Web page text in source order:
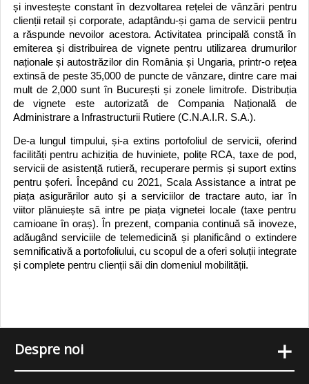
și investește constant în dezvoltarea rețelei de vânzări pentru
clienții retail și corporate, adaptându-și gama de servicii pentru
a răspunde nevoilor acestora. Activitatea principală constă în
emiterea și distribuirea de vignete pentru utilizarea drumurilor
naționale și autostrăzilor din România și Ungaria, printr-o rețea
extinsă de peste 35,000 de puncte de vânzare, dintre care mai
mult de 2,000 sunt în București și zonele limitrofe. Distribuția
de vignete este autorizată de Compania Națională de
Administrare a Infrastructurii Rutiere (C.N.A.I.R. S.A.).
De-a lungul timpului, și-a extins portofoliul de servicii, oferind
facilități pentru achiziția de huviniete, polițe RCA, taxe de pod,
servicii de asistență rutieră, recuperare permis și suport extins
pentru șoferi. Începând cu 2021, Scala Assistance a intrat pe
piața asigurărilor auto și a serviciilor de tractare auto, iar în
viitor plănuiește să intre pe piața vignetei locale (taxe pentru
camioane în oraș). În prezent, compania continuă să inoveze,
adăugând serviciile de telemedicină și planificând o extindere
semnificativă a portofoliului, cu scopul de a oferi soluții integrate
și complete pentru clienții săi din domeniul mobilității.
Despre noi +